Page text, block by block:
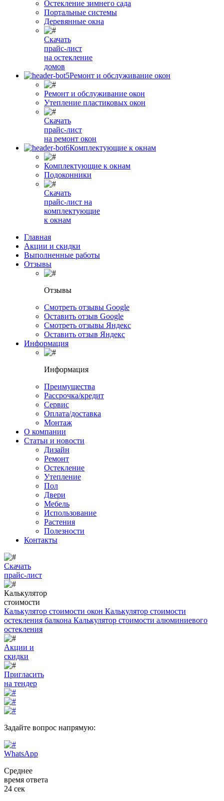
Остекление зимнего сада
Портальные системы
Деревянные окна
Скачать
прайс-лист
на остекление
домов
Ремонт и обслуживание окон
Ремонт и обслуживание окон
Утепление пластиковых окон
Скачать
прайс-лист
на ремонт окон
Комплектующие к окнам
Комплектующие к окнам
Подоконники
Скачать
прайс-лист на
комплектующие
к окнам
Главная
Акции и скидки
Выполненные работы
Отзывы
Отзывы
Смотреть отзывы Google
Оставить отзыв Google
Смотреть отзывы Яндекс
Оставить отзыв Яндекс
Информация
Информация
Преимущества
Рассрочка/кредит
Сервис
Оплата/доставка
Монтаж
О компании
Статьи и новости
Дизайн
Ремонт
Остекление
Утепление
Пол
Двери
Мебель
Использование
Растения
Полезности
Контакты
Скачать
прайс-лист
Калькулятор
стоимости
Калькулятор стоимости окон Калькулятор стоимости
остекления балкона Калькулятор стоимости алюминиевого
остекления
Акции и
скидки
Пригласить
на тендер
Задайте вопрос напрямую:
WhatsApp
Среднее
время ответа
24 сек